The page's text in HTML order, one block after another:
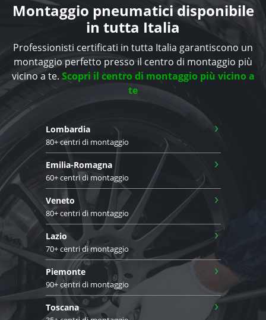
Montaggio pneumatici disponibile
in tutta Italia
Professionisti certificati in tutta Italia garantiscono un
montaggio perfetto presso il centro di montaggio più
vicino a te. Scopri il centro di montaggio più vicino a
te
Lombardia
80+ centri di montaggio
›
Emilia-Romagna
60+ centri di montaggio
›
Veneto
80+ centri di montaggio
›
Lazio
70+ centri di montaggio
›
Piemonte
90+ centri di montaggio
›
Toscana ›